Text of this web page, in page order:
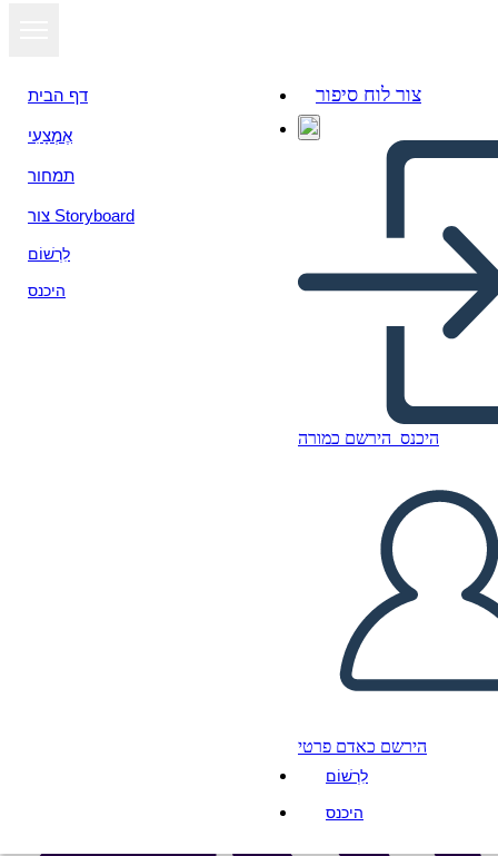
דף הבית
אֶמְצָעִי
תמחור
צור Storyboard
לִרְשׁוֹם
היכנס
צור לוח סיפור
היכנס הירשם כמורה
הירשם כאדם פרטי
לִרְשׁוֹם
היכנס